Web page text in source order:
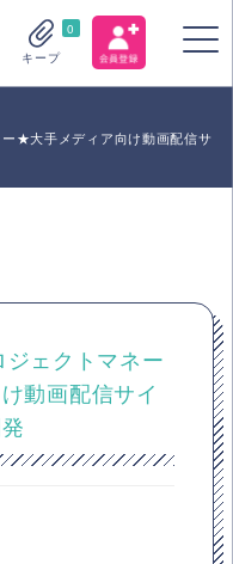
0
キープ
★大手メディア向け動画配信サ
ジェクトマネー
動画配信サイ